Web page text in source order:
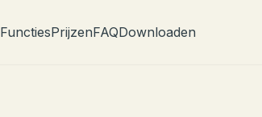
FunctiesPrijzenFAQDownloaden